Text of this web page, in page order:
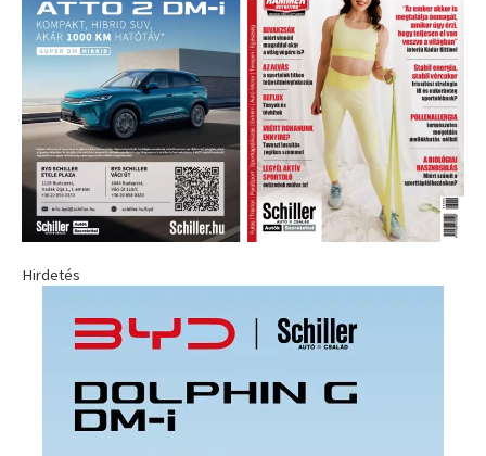
Hirdetés